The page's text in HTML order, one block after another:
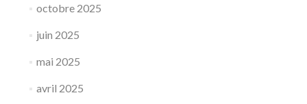
octobre 2025
juin 2025
mai 2025
avril 2025